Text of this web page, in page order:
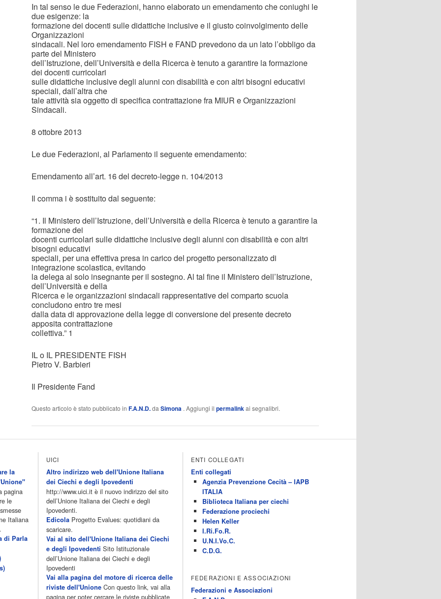
In tal senso le due Federazioni, hanno elaborato un emendamento che coniughi le
due esigenze: la
formazione dei docenti sulle didattiche inclusive e il giusto coinvolgimento delle
Organizzazioni
sindacali. Nel loro emendamento FISH e FAND prevedono da un lato l’obbligo da
parte del Ministero
dell’Istruzione, dell’Università e della Ricerca è tenuto a garantire la formazione
dei docenti curricolari
sulle didattiche inclusive degli alunni con disabilità e con altri bisogni educativi
speciali, dall’altra che
tale attività sia oggetto di specifica contrattazione fra MIUR e Organizzazioni
Sindacali.
8 ottobre 2013
Le due Federazioni, al Parlamento il seguente emendamento:
Emendamento all’art. 16 del decreto-legge n. 104/2013
Il comma i è sostituito dal seguente:
“1. Il Ministero dell’Istruzione, dell’Università e della Ricerca è tenuto a garantire la
formazione dei
docenti curricolari sulle didattiche inclusive degli alunni con disabilità e con altri
bisogni educativi
speciali, per una effettiva presa in carico del progetto personalizzato di
integrazione scolastica, evitando
la delega al solo insegnante per il sostegno. Al tal fine il Ministero dell’Istruzione,
dell’Università e della
Ricerca e le organizzazioni sindacali rappresentative del comparto scuola
concludono entro tre mesi
dalla data di approvazione della legge di conversione del presente decreto
apposita contrattazione
collettiva.” 1
IL o IL PRESIDENTE FISH
Pietro V. Barbieri
Il Presidente Fand
Questo articolo è stato pubblicato in F.A.N.D.da Simona . Aggiungi il permalinkai segnalibri.
la
pagina
le
Italiana
di Parla
UICI
Altro indirizzo web dell'Unione Italiana
dei Ciechi e degli Ipovedenti
http://www.uici.it è il nuovo indirizzo del sito
dell’Unione Italiana dei Ciechi e degli
Ipovedenti.
Edicola Progetto Evalues: quotidiani da
scaricare.
Vai al sito dell'Unione Italiana dei Ciechi
e degli Ipovedenti Sito Istituzionale
dell’Unione Italiana dei Ciechi e degli
Ipovedenti
Vai alla pagina del motore di ricerca delle
riviste dell'Unione Con questo link, vai alla
pagina per poter cercare le riviste pubblicate
ENTI COLLEGATI
Enti collegati
Agenzia Prevenzione Cecità – IAPB
ITALIA
Biblioteca Italiana per ciechi
Federazione prociechi
Helen Keller
I.Ri.Fo.R.
U.N.I.Vo.C.
C.D.G.
FEDERAZIONI E ASSOCIAZIONI
Federazioni e Associazioni